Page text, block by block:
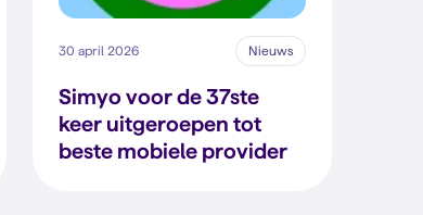
30 april 2026 Nieuws
Simyo voor de 37ste
keer uitgeroepen tot
beste mobiele provider